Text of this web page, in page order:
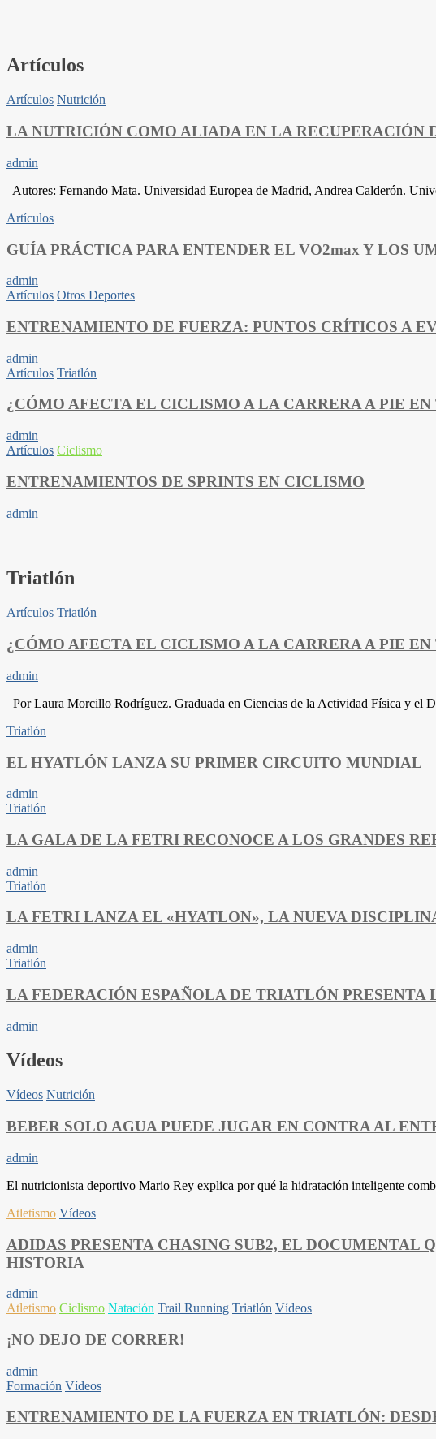
Artículos
Artículos Nutrición
LA NUTRICIÓN COMO ALIADA EN LA RECUPERACIÓN
admin
Autores: Fernando Mata. Universidad Europea de Madrid, Andrea Calderón.
Artículos
GUÍA PRÁCTICA PARA ENTENDER EL VO2max Y LOS
admin
Artículos Otros Deportes
ENTRENAMIENTO DE FUERZA: PUNTOS CRÍTICOS A
admin
Artículos Triatlón
¿CÓMO AFECTA EL CICLISMO A LA CARRERA A PIE
admin
Artículos Ciclismo
ENTRENAMIENTOS DE SPRINTS EN CICLISMO
admin
Triatlón
Artículos Triatlón
¿CÓMO AFECTA EL CICLISMO A LA CARRERA A PIE
admin
Por Laura Morcillo Rodríguez. Graduada en Ciencias de la Actividad Física y el
Triatlón
EL HYATLÓN LANZA SU PRIMER CIRCUITO MUNDIAL
admin
Triatlón
LA GALA DE LA FETRI RECONOCE A LOS GRANDES
admin
Triatlón
LA FETRI LANZA EL «HYATLON», LA NUEVA
admin
Triatlón
LA FEDERACIÓN ESPAÑOLA DE TRIATLÓN
admin
Vídeos
Vídeos Nutrición
BEBER SOLO AGUA PUEDE JUGAR EN CONTRA AL
admin
El nutricionista deportivo Mario Rey explica por qué la hidratación inteligente
Atletismo Vídeos
ADIDAS PRESENTA CHASING SUB2, EL
HISTORIA
admin
Atletismo Ciclismo Natación Trail Running Triatlón Vídeos
¡NO DEJO DE CORRER!
admin
Formación Vídeos
ENTRENAMIENTO DE LA FUERZA EN TRIATLÓN: